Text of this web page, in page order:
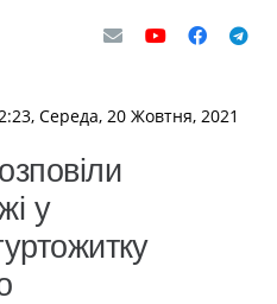
Середа, 20 Жовтня, 2021
у